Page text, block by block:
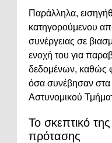
Παράλληλα,
κατηγορούμενου
συνέργειας σε
ενοχή του για
δεδομένων, καθώς
όσα συνέβησαν στα
Αστυνομικού
Το σκεπτικό της
πρότασης